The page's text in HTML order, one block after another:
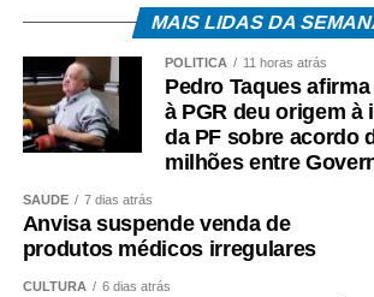
MAIS LIDAS DA
POLÍTICA 11 horas atrás
Pedro Taques
à PGR deu origem à
da PF sobre acordo
milhões entre
SAÚDE 7 dias atrás
Anvisa suspende venda de
produtos médicos irregulares
CULTURA 6 dias atrás